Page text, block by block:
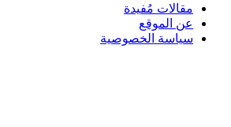
مقالات مُفيدة
عن الموقع
سياسة الخصوصية